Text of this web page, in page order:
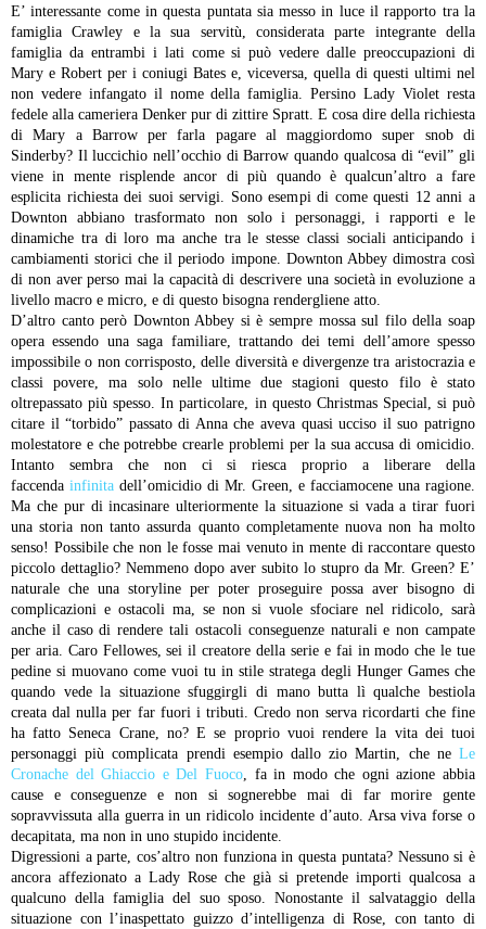
E’ interessante come in questa puntata sia messo in luce il rapporto tra la
famiglia Crawley e la sua servitù, considerata parte integrante della
famiglia da entrambi i lati come si può vedere dalle preoccupazioni di
Mary e Robert per i coniugi Bates e, viceversa, quella di questi ultimi nel
non vedere infangato il nome della famiglia. Persino Lady Violet resta
fedele alla cameriera Denker pur di zittire Spratt. E cosa dire della richiesta
di Mary a Barrow per farla pagare al maggiordomo super snob di
Sinderby? Il luccichio nell’occhio di Barrow quando qualcosa di “evil” gli
viene in mente risplende ancor di più quando è qualcun’altro a fare
esplicita richiesta dei suoi servigi. Sono esempi di come questi 12 anni a
Downton abbiano trasformato non solo i personaggi, i rapporti e le
dinamiche tra di loro ma anche tra le stesse classi sociali anticipando i
cambiamenti storici che il periodo impone. Downton Abbey dimostra così
di non aver perso mai la capacità di descrivere una società in evoluzione a
livello macro e micro, e di questo bisogna rendergliene atto.
D’altro canto però Downton Abbey si è sempre mossa sul filo della soap
opera essendo una saga familiare, trattando dei temi dell’amore spesso
impossibile o non corrisposto, delle diversità e divergenze tra aristocrazia e
classi povere, ma solo nelle ultime due stagioni questo filo è stato
oltrepassato più spesso. In particolare, in questo Christmas Special, si può
citare il “torbido” passato di Anna che aveva quasi ucciso il suo patrigno
molestatore e che potrebbe crearle problemi per la sua accusa di omicidio.
Intanto sembra che non ci si riesca proprio a liberare della
faccenda infinita dell’omicidio di Mr. Green, e facciamocene una ragione.
Ma che pur di incasinare ulteriormente la situazione si vada a tirar fuori
una storia non tanto assurda quanto completamente nuova non ha molto
senso! Possibile che non le fosse mai venuto in mente di raccontare questo
piccolo dettaglio? Nemmeno dopo aver subito lo stupro da Mr. Green? E’
naturale che una storyline per poter proseguire possa aver bisogno di
complicazioni e ostacoli ma, se non si vuole sfociare nel ridicolo, sarà
anche il caso di rendere tali ostacoli conseguenze naturali e non campate
per aria. Caro Fellowes, sei il creatore della serie e fai in modo che le tue
pedine si muovano come vuoi tu in stile stratega degli Hunger Games che
quando vede la situazione sfuggirgli di mano butta lì qualche bestiola
creata dal nulla per far fuori i tributi. Credo non serva ricordarti che fine
ha fatto Seneca Crane, no? E se proprio vuoi rendere la vita dei tuoi
personaggi più complicata prendi esempio dallo zio Martin, che ne Le
Cronache del Ghiaccio e Del Fuoco, fa in modo che ogni azione abbia
cause e conseguenze e non si sognerebbe mai di far morire gente
sopravvissuta alla guerra in un ridicolo incidente d’auto. Arsa viva forse o
decapitata, ma non in uno stupido incidente.
Digressioni a parte, cos’altro non funziona in questa puntata? Nessuno si è
ancora affezionato a Lady Rose che già si pretende importi qualcosa a
qualcuno della famiglia del suo sposo. Nonostante il salvataggio della
situazione con l’inaspettato guizzo d’intelligenza di Rose, con tanto di